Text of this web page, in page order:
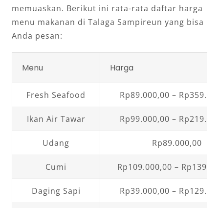
memuaskan. Berikut ini rata-rata daftar harga
menu makanan di Talaga Sampireun yang bisa
Anda pesan:
Menu Harga
Fresh Seafood Rp89.000,00 –
Ikan Air Tawar Rp99.000,00 –
Udang Rp89.000,00
Cumi Rp109.000,00 –
Daging Sapi Rp39.000,00 –